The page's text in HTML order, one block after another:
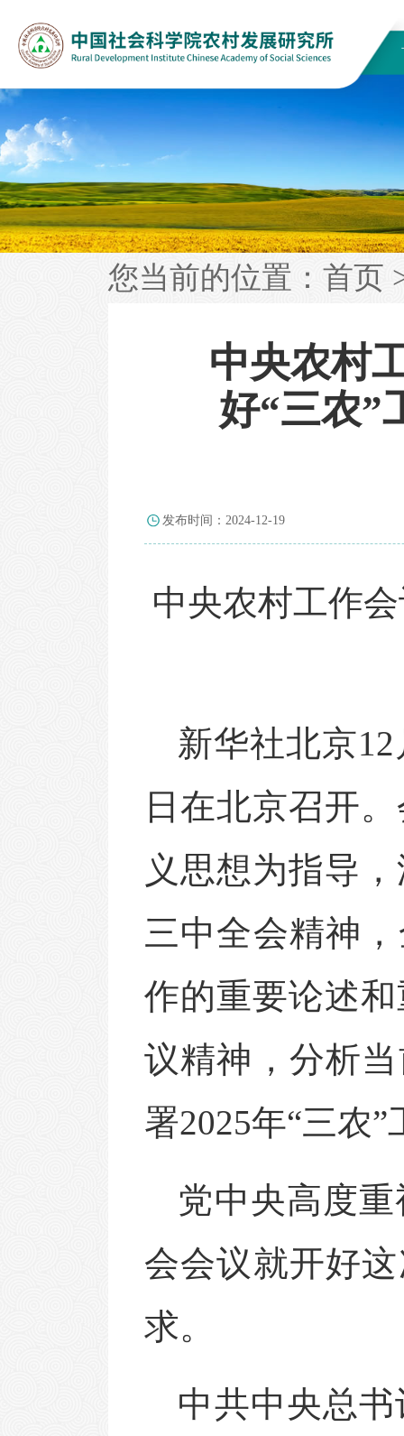
您当前的位置： 首页
中央农村
好“三农”
发布时间：2024-12-19
中央农村工作
新华社北京
日在北京召开
义思想为指导
三中全会精神
作的重要论述
议精神，分析
署2025年“三农”
党中央高度
会会议就开好
求。
中共中央总